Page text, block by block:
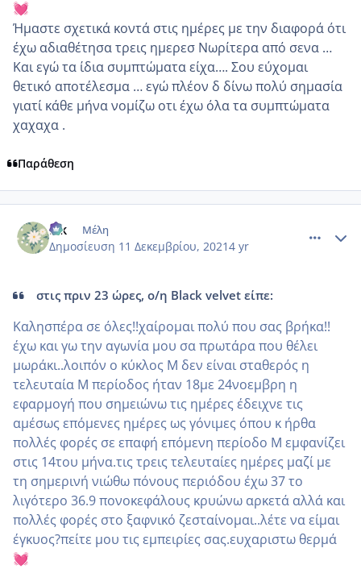
💓
Ήμαστε σχετικά κοντά στις ημέρες με την διαφορά ότι
έχω αδιαθέτησα τρεις ημερεσ Νωρίτερα από σενα …
Και εγώ τα ίδια συμπτώματα είχα…. Σου εύχομαι
θετικό αποτέλεσμα … εγώ πλέον δ δίνω πολύ σημασία
γιατί κάθε μήνα νομίζω οτι έχω όλα τα συμπτώματα
χαχαχα .
Παράθεση
Elk Μέλη
Δημοσίευση 11 Δεκεμβρίου, 20214 yr
στις πριν 23 ώρες, ο/η Black velvet είπε:
Καλησπέρα σε όλες!!χαίρομαι πολύ που σας βρήκα!!
έχω και γω την αγωνία μου σα πρωτάρα που θέλει
μωράκι..λοιπόν ο κύκλος Μ δεν είναι σταθερός η
τελευταία Μ περίοδος ήταν 18με 24νοεμβρη η
εφαρμογή που σημειώνω τις ημέρες έδειχνε τις
αμέσως επόμενες ημέρες ως γόνιμες όπου κ ήρθα
πολλές φορές σε επαφή επόμενη περίοδο Μ εμφανίζει
στις 14του μήνα.τις τρεις τελευταίες ημέρες μαζί με
τη σημερινή νιώθω πόνους περιόδου έχω 37 το
λιγότερο 36.9 πονοκεφάλους κρυώνω αρκετά αλλά και
πολλές φορές στο ξαφνικό ζεσταίνομαι..λέτε να είμαι
έγκυος?πείτε μου τις εμπειρίες σας.ευχαριστω θερμά
💓